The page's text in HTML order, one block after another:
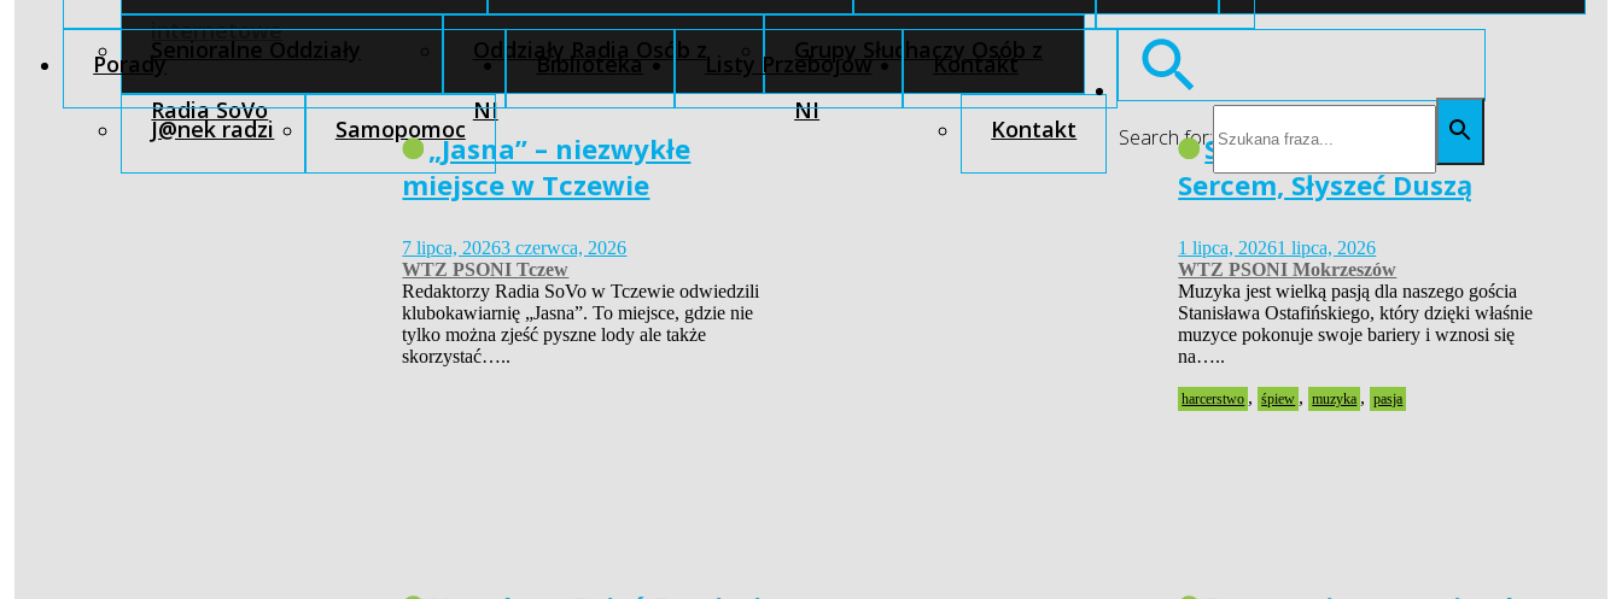
internetowe
Senioralne Oddziały
Radia SoVo
Oddziały Radia Osób z
NI
Grupy Słuchaczy Osób z
NI
Porady
J@nek radzi Samopomoc
Biblioteka Listy Przebojów Kontakt
Kontakt Search for:
„Jasna” – niezwykłe
miejsce w Tczewie
7 lipca, 20263 czerwca, 2026
WTZ PSONI Tczew
Redaktorzy Radia SoVo w Tczewie odwiedzili
klubokawiarnię „Jasna”. To miejsce, gdzie nie
tylko można zjeść pyszne lody ale także
skorzystać…..
Siła Pasji – Widzieć
Sercem, Słyszeć Duszą
1 lipca, 20261 lipca, 2026
WTZ PSONI Mokrzeszów
Muzyka jest wielką pasją dla naszego gościa
Stanisława Ostafińskiego, który dzięki właśnie
muzyce pokonuje swoje bariery i wznosi się
na…..
harcerstwo , śpiew , muzyka , pasja